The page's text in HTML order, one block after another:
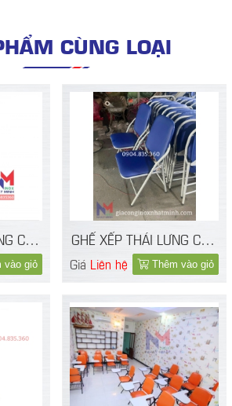
CÙNG LOẠI
CAO
vào giỏ
GHẾ XẾP THÁI LƯNG CAO
CHÂN SƠN
Giá Liên hệ Thêm vào giỏ